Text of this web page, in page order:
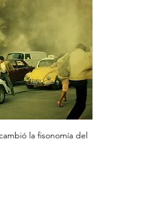
la fisonomía del